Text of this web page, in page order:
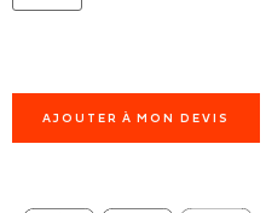
AJOUTER À MON DEVIS